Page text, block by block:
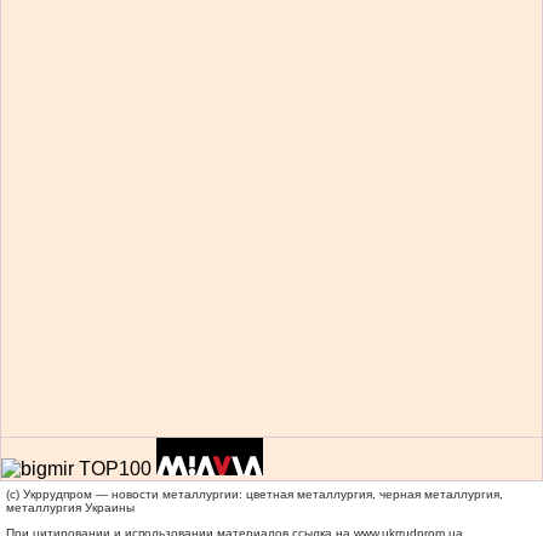
(c) Укррудпром — новости металлургии: цветная металлургия, черная металлургия,
металлургия Украины